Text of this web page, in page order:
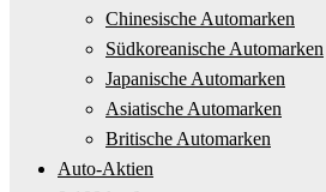
Chinesische Automarken
Südkoreanische Automarken
Japanische Automarken
Asiatische Automarken
Britische Automarken
Auto-Aktien